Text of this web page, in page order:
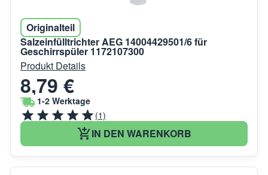
Originalteil
Salzeinfülltrichter AEG 14004429501/6 für
Geschirrspüler 1172107300
Produkt Details
8,79 €
1-2 Werktage
(1)
IN DEN WARENKORB